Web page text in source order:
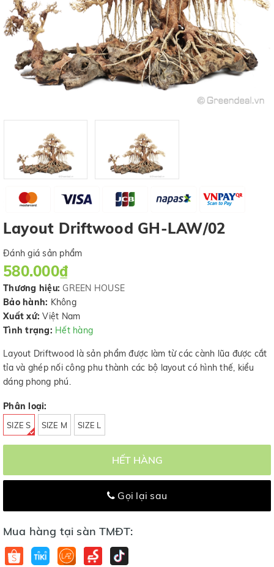
Layout Driftwood GH-LAW/02
Đánh giá sản phẩm
580.000₫
Thương hiệu: GREEN HOUSE
Bảo hành: Không
Xuất xứ: Việt Nam
Tình trạng: Hết hàng
Layout Driftwood là sản phẩm được làm từ các cành lũa được cắt
tỉa và ghép nối công phu thành các bộ layout có hình thế, kiểu
dáng phong phú.
Phân loại:
SIZE S SIZE M SIZE L
HẾT HÀNG
Gọi lại sau
Mua hàng tại sàn TMĐT: